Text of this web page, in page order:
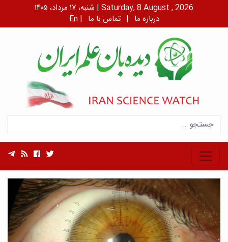
شنبه، ۱۷ مرداد، ۱۴۰۵ | Saturday, 8 August , 2026
En | درباره ما | تماس با ما